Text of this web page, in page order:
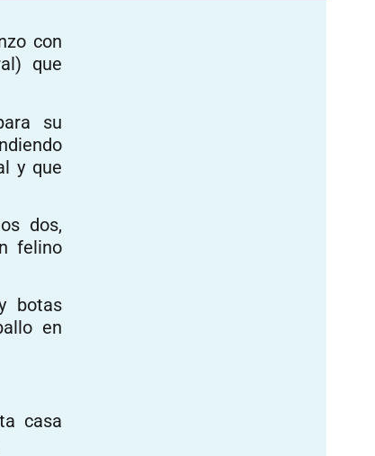
con
que
su
y que
dos,
felino
botas
en
casa